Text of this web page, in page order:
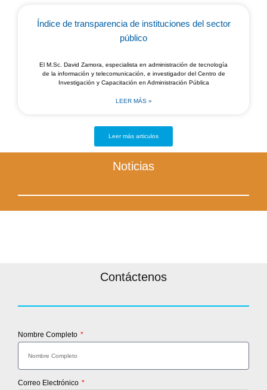
Índice de transparencia de instituciones del sector
público
El M.Sc. David Zamora, especialista en administración de tecnología
de la información y telecomunicación, e investigador del Centro de
Investigación y Capacitación en Administración Pública
LEER MÁS »
Leer más articulos
Noticias
Contáctenos
Nombre Completo
Correo Electrónico